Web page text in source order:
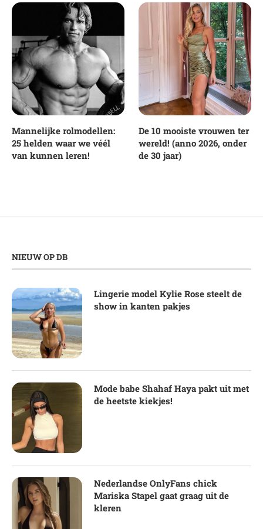
Mannelijke rolmodellen:
25 helden waar we véél
van kunnen leren!
De 10 mooiste vrouwen ter
wereld! (anno 2026, onder
de 30 jaar)
NIEUW OP DB
Lingerie model Kylie Rose steelt de
show in kanten pakjes
Mode babe Shahaf Haya pakt uit met
de heetste kiekjes!
Nederlandse OnlyFans chick
Mariska Stapel gaat graag uit de
kleren